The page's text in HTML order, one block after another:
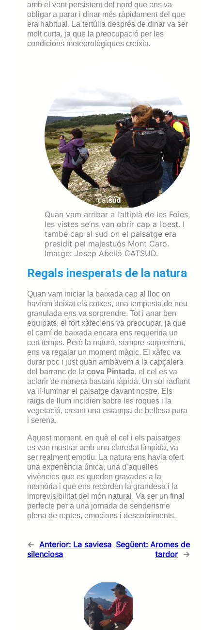
amb el vent persistent del nord que ens va
obligar a parar i dinar més ràpidament del que
era habitual. La tertúlia després de dinar va ser
molt curta, ja que la preocupació per les
condicions meteorològiques creixia.
Quan vam arribar a l’altiplà de les Foies,
les vistes se’ns van obrir cap a l’oest. I
també cap al sud on el paisatge era
presidit pel majestuós Mont Caro.
Imatge: Josep Abelló CATSUD.
Regals inesperats de la natura
Quan vam iniciar la baixada cap al lloc on
havíem deixat els cotxes, una tempesta de neu
granulada ens va sorprendre. Tot i anar ben
equipats, el fort xàfec ens va preocupar, ja que
el camí de baixada encara ens requeriria un
cert temps. Però la natura, sempre sorprenent,
ens va regalar un moment màgic. El xàfec va
durar poc i just quan arribàvem a la capçalera
del barranc de la cova Pintada, el cel es va
aclarir de manera bastant ràpida. Un sol radiant
va il·luminar el paisatge davant nostre. Els
raigs de llum incidien sobre les roques i la
vegetació, creant una estampa de bellesa pura
i serena.
Aquest moment, en què el cel i els paisatges
es van mostrar amb una claredat límpida, va
ser realment emotiu. La natura ens havia ofert
una experiència única, una d’aquelles
vivències que es queden gravades a la
memòria i que ens recorden la grandesa i la
imprevisibilitat del món natural. Va ser un final
perfecte per a una jornada de senderisme
plena de reptes, emocions i descobriments.
← Anterior: La saviesa
silenciosa
Següent: Aromes de
tardor →